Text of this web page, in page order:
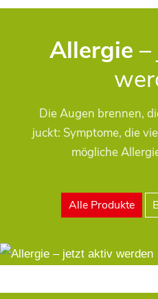
Allergie
Die Augen brennen,
juckt: Symptome, die
mögliche
Alle Produkte